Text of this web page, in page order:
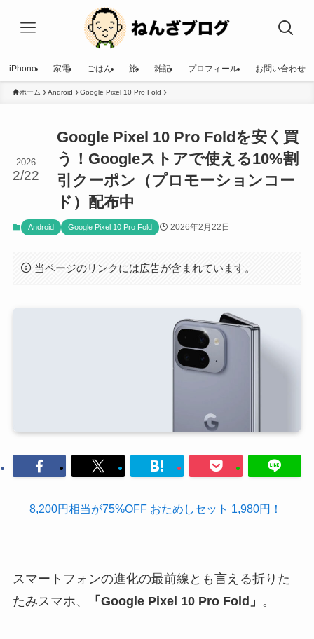
iPhone 家電 ごはん 旅 雑記 プロフィール お問い合わせ
ホーム Android Google Pixel 10 Pro Fold
Google Pixel 10 Pro Foldを安く買
う！Googleストアで使える10%割
引クーポン（プロモーションコー
ド）配布中
2026
2/22
Android Google Pixel 10 Pro Fold 2026年2月22日
当ページのリンクには広告が含まれています。
8,200円相当が75%OFF おためしセット 1,980円！
スマートフォンの進化の最前線とも言える折りた
たみスマホ、
「Google Pixel 10 Pro Fold」 。